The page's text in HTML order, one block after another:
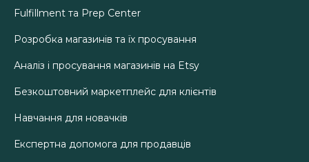
Fulfillment та Prep Center
Розробка магазинів та їх просування
Аналіз і просування магазинів на Etsy
Безкоштовний маркетплейс для клієнтів
Навчання для новачків
Експертна допомога для продавців